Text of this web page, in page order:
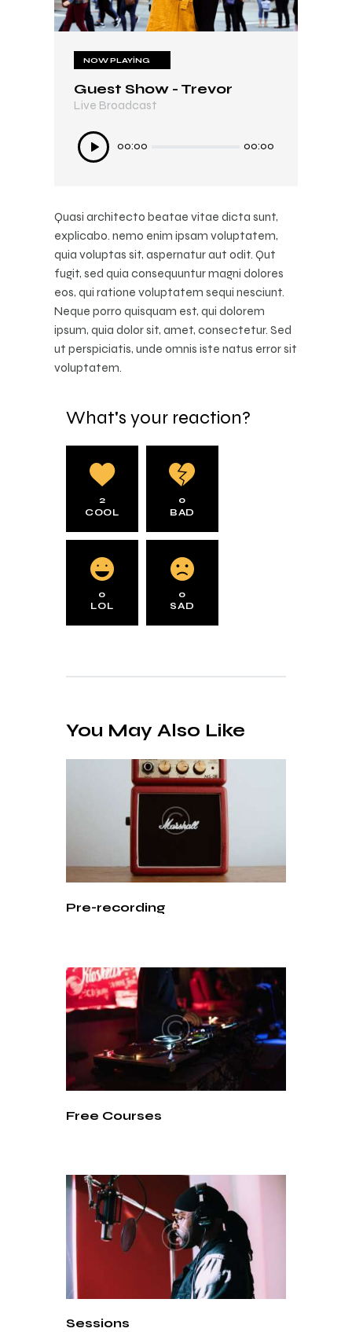
NOW PLAYING
Guest Show - Trevor
Live Broadcast
Ses
oynatıcı
00:00 00:00
NOW PLAYING
In My Mind
Live Broadcast
Ses
oynatıcı
00:00 00:00
Quasi architecto beatae vitae dicta sunt,
explicabo. nemo enim ipsam voluptatem,
quia voluptas sit, aspernatur aut odit. Qut
fugit, sed quia consequuntur magni dolores
eos, qui ratione voluptatem sequi nesciunt.
Neque porro quisquam est, qui dolorem
ipsum, quia dolor sit, amet, consectetur. Sed
ut perspiciatis, unde omnis iste natus error sit
voluptatem.
What's your reaction?
2
COOL
0
BAD
0
LOL
0
SAD
You May Also Like
Pre-recording
Free Courses
Sessions